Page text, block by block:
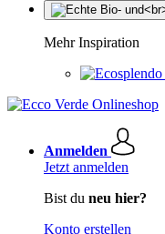
Mehr Inspiration
Anmelden
Jetzt anmelden
Bist du neu hier?
Konto erstellen